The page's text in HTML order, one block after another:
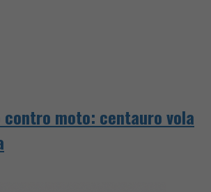
moto: centauro vola